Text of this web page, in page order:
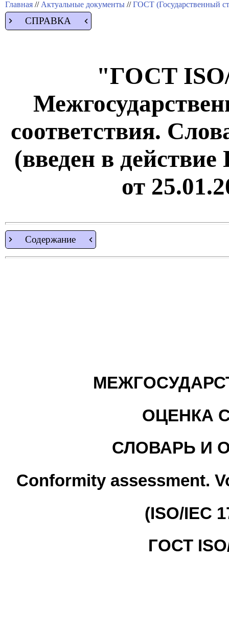
Главная // Актуальные документы //ГОСТ (Государственный
СПРАВКА
"ГОСТ ISO/
соответствия.
(введен в
от
Содержание
ОЦЕНКА
СЛОВАРЬ И
Conformity assessment.
(ISO/IEC
ГОСТ